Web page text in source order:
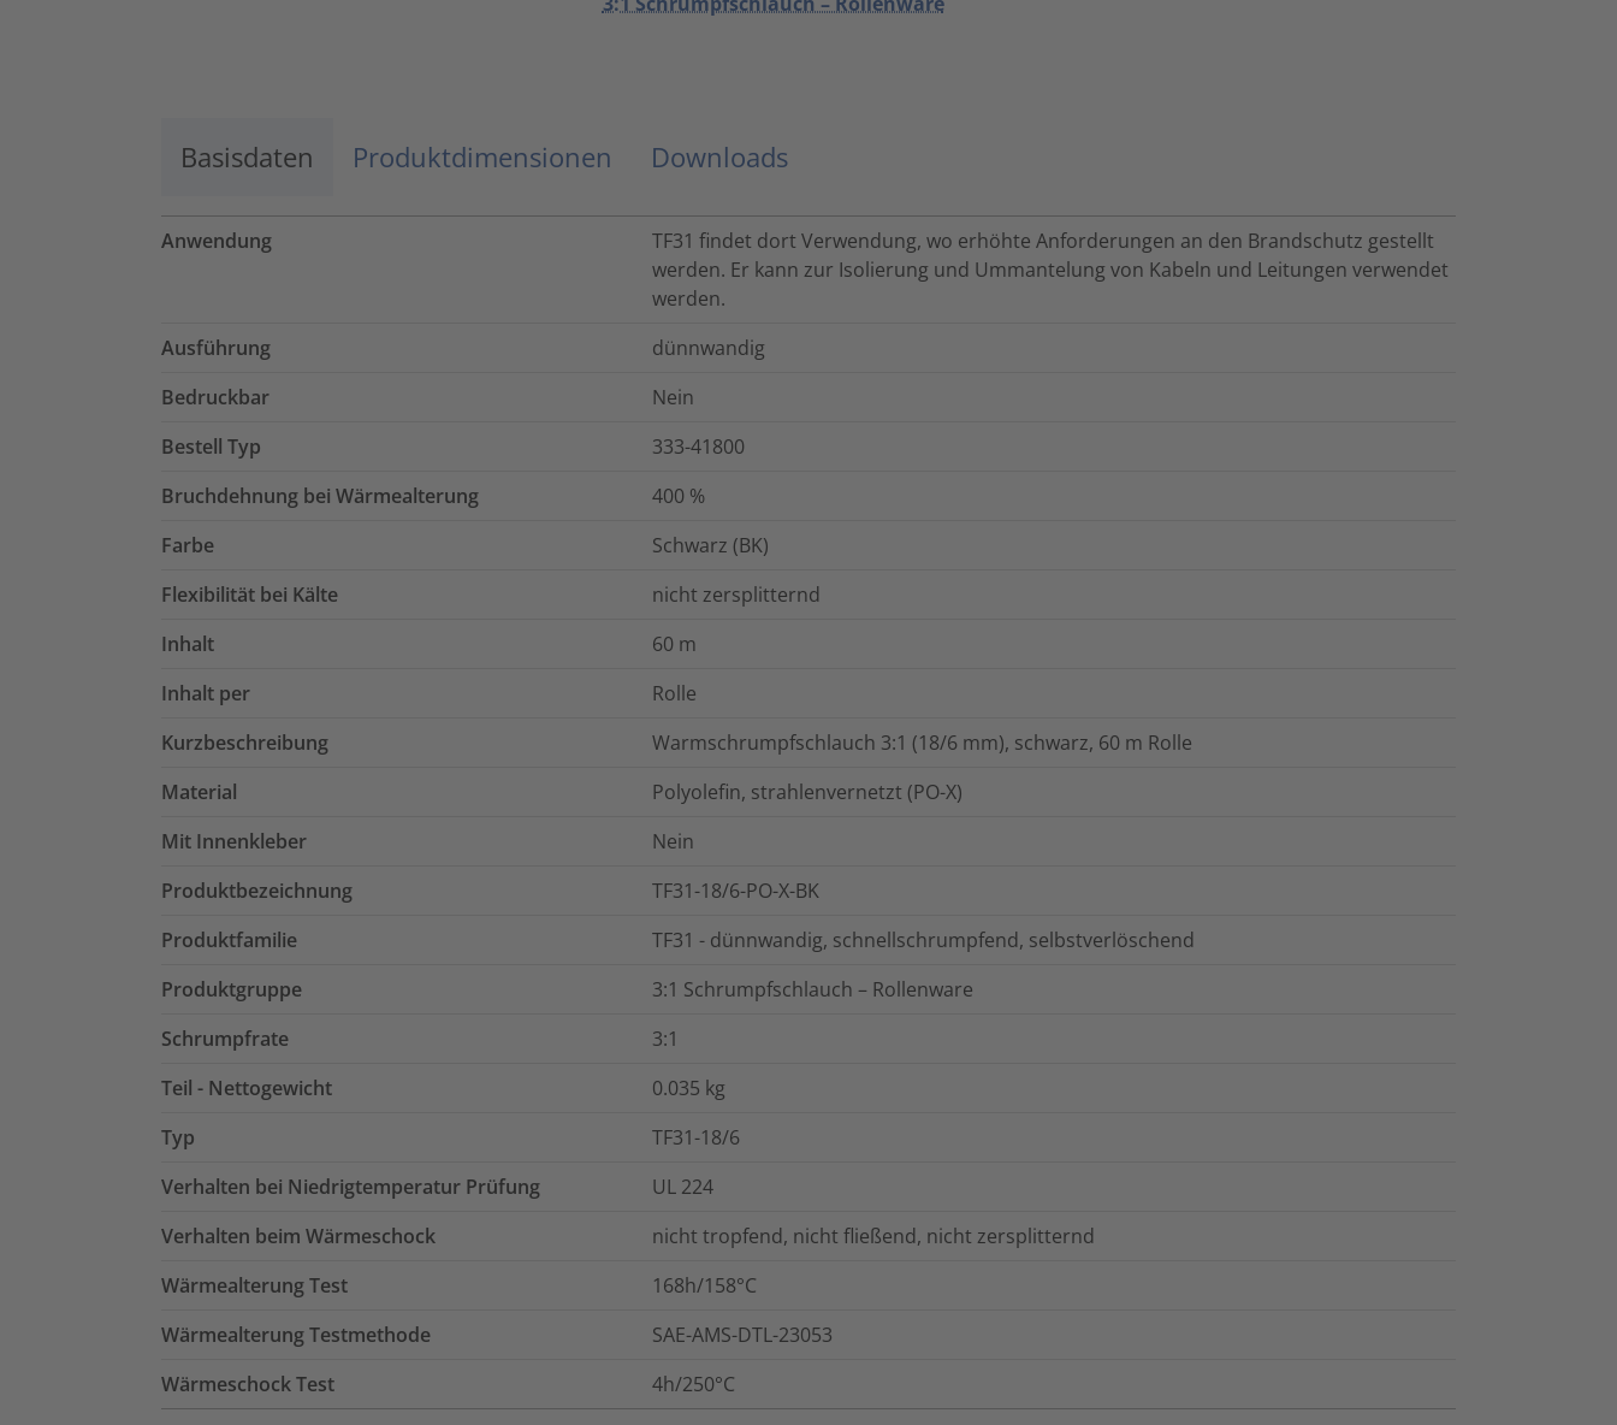
Basisdaten Produktdimensionen Downloads
Anwendung
TF31 findet dort Verwendung, wo erhöhte Anforderungen an den Brandschutz gestellt
werden. Er kann zur Isolierung und Ummantelung von Kabeln und Leitungen verwendet
werden.
Ausführung
dünnwandig
Bedruckbar
Nein
Bestell Typ
333-41800
Bruchdehnung bei Wärmealterung
400 %
Farbe
Schwarz (BK)
Flexibilität bei Kälte
nicht zersplitternd
Inhalt
60 m
Inhalt per
Rolle
Kurzbeschreibung
Warmschrumpfschlauch 3:1 (18/6 mm), schwarz, 60 m Rolle
Material
Polyolefin, strahlenvernetzt (PO-X)
Mit Innenkleber
Nein
Produktbezeichnung
TF31-18/6-PO-X-BK
Produktfamilie
TF31 - dünnwandig, schnellschrumpfend, selbstverlöschend
Produktgruppe
3:1 Schrumpfschlauch – Rollenware
Schrumpfrate
3:1
Teil - Nettogewicht
0.035 kg
Typ
TF31-18/6
Verhalten bei Niedrigtemperatur Prüfung
UL 224
Verhalten beim Wärmeschock
nicht tropfend, nicht fließend, nicht zersplitternd
Wärmealterung Test
168h/158°C
Wärmealterung Testmethode
SAE-AMS-DTL-23053
Wärmeschock Test
4h/250°C